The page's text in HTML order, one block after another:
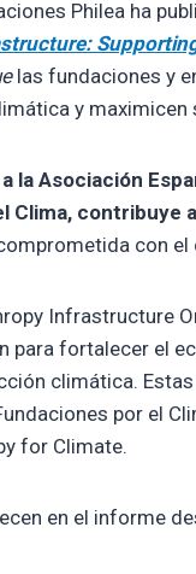
Philea ha
las fundaciones y
y maximicen
la Asociación
Clima,
con el
Infrastructure
para fortalecer el
climática.
por el
for Climate.
en el informe